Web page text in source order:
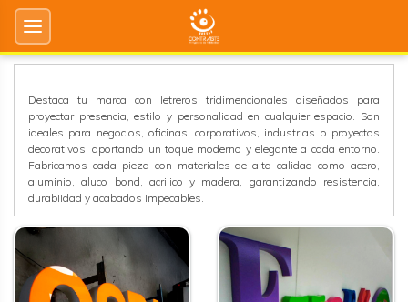
Destaca tu marca con letreros tridimencionales diseñados para
proyectar presencia, estilo y personalidad en cualquier espacio. Son
ideales para negocios, oficinas, corporativos, industrias o proyectos
decorativos, aportando un toque moderno y elegante a cada entorno.
Fabricamos cada pieza con materiales de alta calidad como acero,
aluminio, aluco bond, acrilico y madera, garantizando resistencia,
durabiidad y acabados impecables.